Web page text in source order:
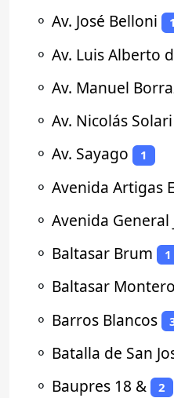
⚬ Av. José Belloni 1
⚬ Av. Luis Alberto
⚬ Av. Manuel
⚬ Av. Nicolás
⚬ Av. Sayago 1
⚬ Avenida Artigas
⚬ Avenida General
⚬ Baltasar Brum 1
⚬ Baltasar
⚬ Barros Blancos
⚬ Batalla de San
⚬ Baupres 18 & 2